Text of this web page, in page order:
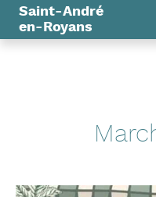
Saint-André
en-Royans
Panneau de gestion des